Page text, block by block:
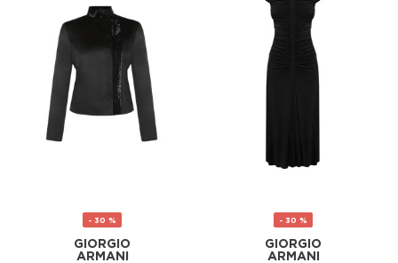
- 30 %
GIORGIO
ARMANI
- 30 %
GIORGIO
ARMANI